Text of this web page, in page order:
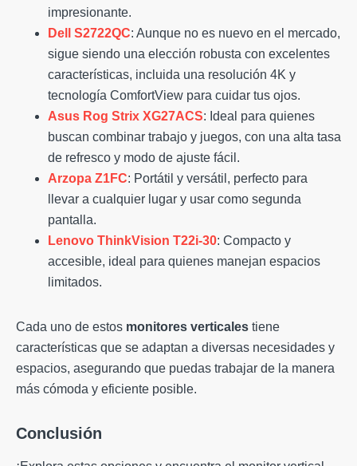
impresionante.
Dell S2722QC: Aunque no es nuevo en el mercado,
sigue siendo una elección robusta con excelentes
características, incluida una resolución 4K y
tecnología ComfortView para cuidar tus ojos.
Asus Rog Strix XG27ACS: Ideal para quienes
buscan combinar trabajo y juegos, con una alta tasa
de refresco y modo de ajuste fácil.
Arzopa Z1FC: Portátil y versátil, perfecto para
llevar a cualquier lugar y usar como segunda
pantalla.
Lenovo ThinkVision T22i-30: Compacto y
accesible, ideal para quienes manejan espacios
limitados.
Cada uno de estos monitores verticales tiene
características que se adaptan a diversas necesidades y
espacios, asegurando que puedas trabajar de la manera
más cómoda y eficiente posible.
Conclusión